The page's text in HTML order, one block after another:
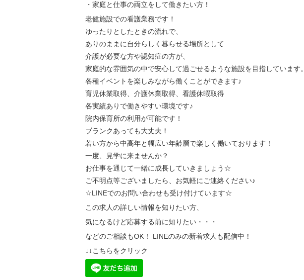
・家庭と仕事の両立をして働きたい方！
老健施設での看護業務です！
ゆったりとしたときの流れで、
ありのままに自分らしく暮らせる場所として
介護が必要な方や認知症の方が、
家庭的な雰囲気の中で安心して過ごせるような施設を目指しています。
各種イベントを楽しみながら働くことができます♪
育児休業取得、介護休業取得、看護休暇取得
各実績ありで働きやすい環境です♪
院内保育所の利用が可能です！
ブランクあっても大丈夫！
若い方から中高年と幅広い年齢層で楽しく働いております！
一度、見学に来ませんか？
お仕事を通じて一緒に成長していきましょう☆
ご不明点等ございましたら、お気軽にご連絡ください♪
☆LINEでのお問い合わせも受け付けています☆
この求人の詳しい情報を知りたい方、
気になるけど応募する前に知りたい・・・
などのご相談もOK！ LINEのみの新着求人も配信中！
↓↓こちらをクリック